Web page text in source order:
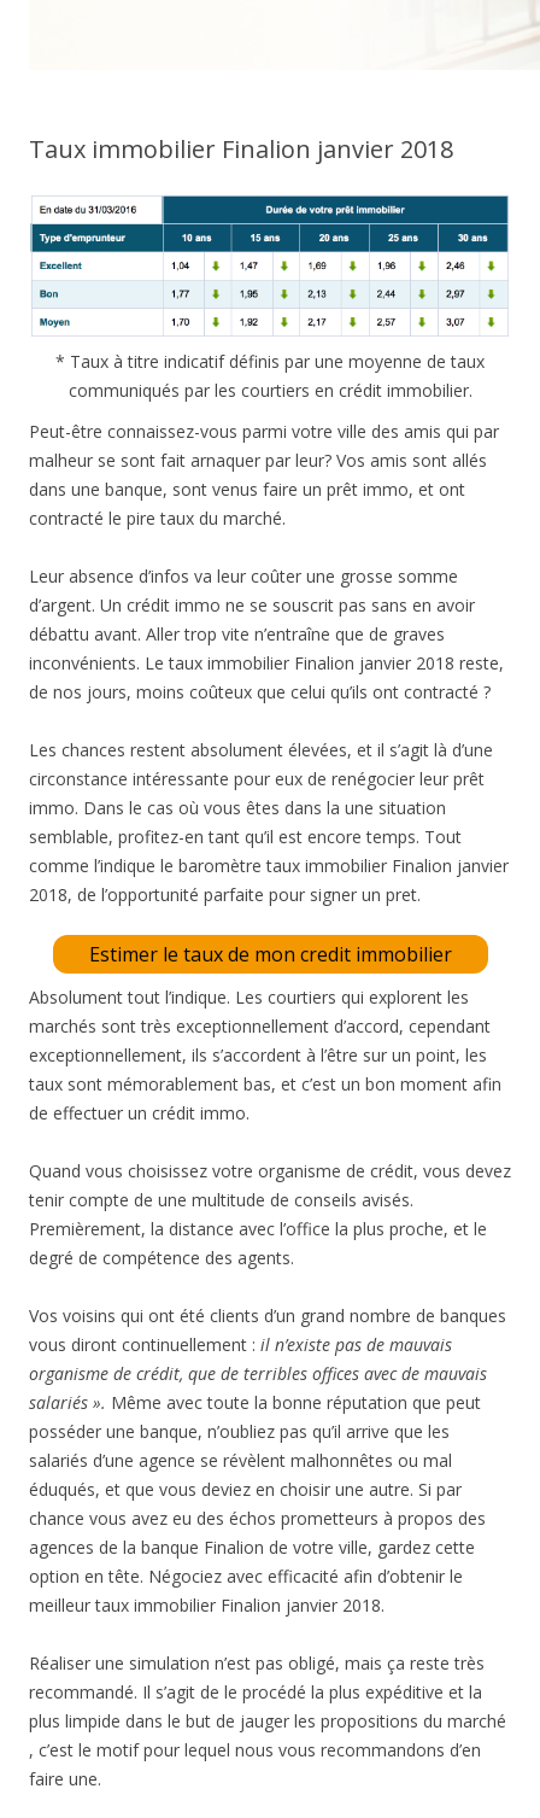
Taux immobilier Finalion janvier 2018
* Taux à titre indicatif définis par une moyenne de taux
communiqués par les courtiers en crédit immobilier.
Peut-être connaissez-vous parmi votre ville des amis qui par
malheur se sont fait arnaquer par leur? Vos amis sont allés
dans une banque, sont venus faire un prêt immo, et ont
contracté le pire taux du marché.
Leur absence d’infos va leur coûter une grosse somme
d’argent. Un crédit immo ne se souscrit pas sans en avoir
débattu avant. Aller trop vite n’entraîne que de graves
inconvénients. Le taux immobilier Finalion janvier 2018 reste,
de nos jours, moins coûteux que celui qu’ils ont contracté ?
Les chances restent absolument élevées, et il s’agit là d’une
circonstance intéressante pour eux de renégocier leur prêt
immo. Dans le cas où vous êtes dans la une situation
semblable, profitez-en tant qu’il est encore temps. Tout
comme l’indique le baromètre taux immobilier Finalion janvier
2018, de l’opportunité parfaite pour signer un pret.
Estimer le taux de mon credit immobilier
Absolument tout l’indique. Les courtiers qui explorent les
marchés sont très exceptionnellement d’accord, cependant
exceptionnellement, ils s’accordent à l’être sur un point, les
taux sont mémorablement bas, et c’est un bon moment afin
de effectuer un crédit immo.
Quand vous choisissez votre organisme de crédit, vous devez
tenir compte de une multitude de conseils avisés.
Premièrement, la distance avec l’office la plus proche, et le
degré de compétence des agents.
Vos voisins qui ont été clients d’un grand nombre de banques
vous diront continuellement : il n’existe pas de mauvais
organisme de crédit, que de terribles offices avec de mauvais
salariés ». Même avec toute la bonne réputation que peut
posséder une banque, n’oubliez pas qu’il arrive que les
salariés d’une agence se révèlent malhonnêtes ou mal
éduqués, et que vous deviez en choisir une autre. Si par
chance vous avez eu des échos prometteurs à propos des
agences de la banque Finalion de votre ville, gardez cette
option en tête. Négociez avec efficacité afin d’obtenir le
meilleur taux immobilier Finalion janvier 2018.
Réaliser une simulation n’est pas obligé, mais ça reste très
recommandé. Il s’agit de le procédé la plus expéditive et la
plus limpide dans le but de jauger les propositions du marché
, c’est le motif pour lequel nous vous recommandons d’en
faire une.